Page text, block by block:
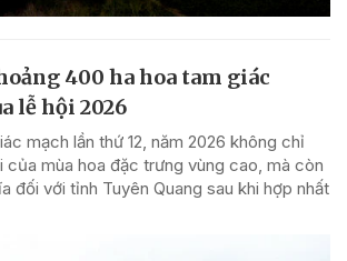
400 ha hoa tam giác
lễ hội 2026
mạch lần thứ 12, năm 2026 không chỉ
của mùa hoa đặc trưng vùng cao, mà còn
đối với tỉnh Tuyên Quang sau khi hợp nhất